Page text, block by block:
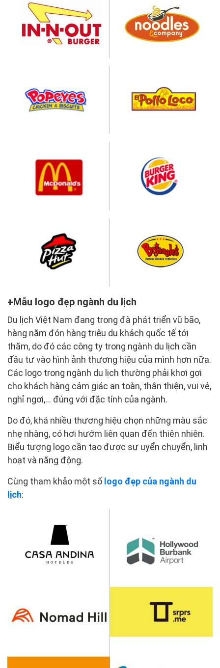
Mẫu logo đẹp ngành du lịch
Du lịch Việt Nam đang trong đà phát triển vũ bão,
hàng năm đón hàng triệu du khách quốc tế tới
thăm, do đó các công ty trong ngành du lịch cần
đầu tư vào hình ảnh thương hiệu của mình hơn nữa.
Các logo trong ngành du lịch thường phải khơi gợi
cho khách hàng cảm giác an toàn, thân thiện, vui vẻ,
nghỉ ngơi,... đúng với đặc tính của ngành.
Do đó, khá nhiều thương hiệu chọn những màu sắc
nhẹ nhàng, có hơi hướm liên quan đến thiên nhiên.
Biểu tượng logo cần tạo được sự uyển chuyển, linh
hoạt và năng động.
Cùng tham khảo một số logo đẹp của ngành du
lịch: